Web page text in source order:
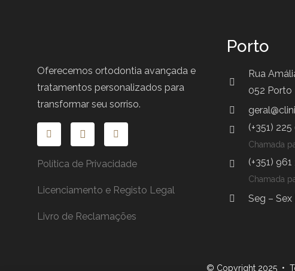
Oferecemos ortodontia avançada e
tratamentos personalizados para
transformar seu sorriso.
Política de Privacidade
Licenciamento e Registo Legal
Livro de Reclamações
Porto
Rua
052 Porto
(+351)
Chamada
(+351)
Chamada
Seg – Sex
© Copyright 2025 •